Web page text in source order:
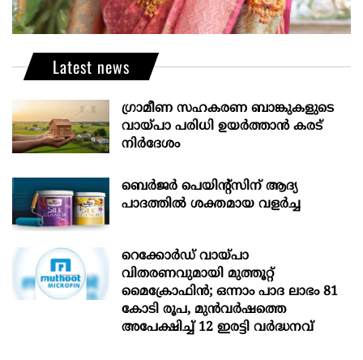
Latest news
ഗ്രാമീണ സഹകരണ ബാങ്കുകളുടെ
വായ്പാ പരിധി ഉയർത്താൻ കരട്
നിർദേശം
ബെർജർ പെയിന്റ്സിന് ആദ്യ
പാദത്തിൽ ശക്തമായ വളർച്ച
റെക്കോർഡ് വായ്പാ
വിതരണവുമായി മുത്തൂറ്റ്
മൈക്രോഫിൻ; ഒന്നാം പാദ ലാഭം 81
കോടി രൂപ, മുൻവർഷത്തെ
അപേക്ഷിച്ച് 12 ഇരട്ടി വർദ്ധനവ്